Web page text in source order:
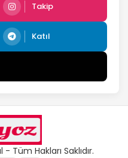
Takip
Katıl
Hakları Saklıdır.